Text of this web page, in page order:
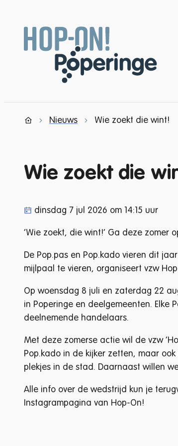
Ondernemen en winkelen
Startpagina
Nieuws Wie zoekt die wint!
Wie zoekt die
Gepubliceerd op
dinsdag 7 jul 2026 om 14:15 uur
‘Wie zoekt, die wint!’ Ga deze zomer
De Pop.pas en Pop.kado vieren dit
mijlpaal te vieren, organiseert vzw
Op woensdag 8 juli en zaterdag 22
in Poperinge en deelgemeenten. Elke
deelnemende handelaars.
Met deze zomerse actie wil de vzw
Pop.kado in de kijker zetten, maar
plekjes in de stad. Daarnaast willen
Alle info over de wedstrijd kun je
Instagrampagina van Hop-On!